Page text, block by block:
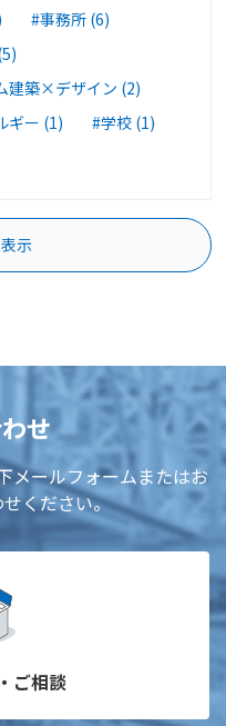
#事務所 (6)
建築×デザイン (2)
ギー (1)
#学校 (1)
示
せ
メールフォームまたはお
ください。
ご相談